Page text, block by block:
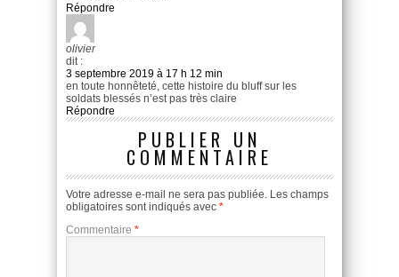
Répondre
olivier
dit :
3 septembre 2019 à 17 h 12 min
en toute honnêteté, cette histoire du bluff sur les
soldats blessés n’est pas très claire
Répondre
PUBLIER UN
COMMENTAIRE
Votre adresse e-mail ne sera pas publiée. Les champs
obligatoires sont indiqués avec *
Commentaire *